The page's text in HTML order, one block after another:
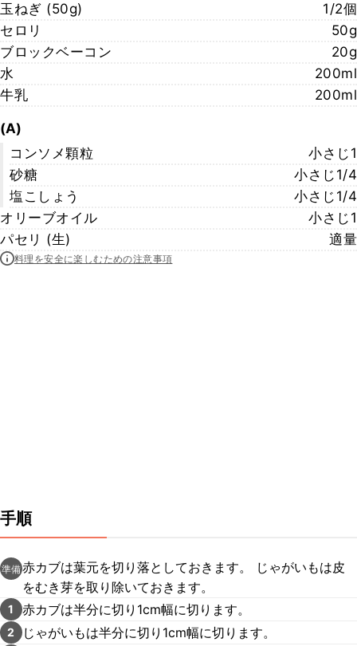
玉ねぎ (50g)
1/2個
セロリ
50g
ブロックベーコン
20g
水
200ml
牛乳
200ml
(A)
コンソメ顆粒
小さじ1
砂糖
小さじ1/4
塩こしょう
小さじ1/4
オリーブオイル
小さじ1
パセリ (生)
適量
料理を安全に楽しむための注意事項
手順
準備赤カブは葉元を切り落としておきます。 じゃがいもは皮
をむき芽を取り除いておきます。
1 赤カブは半分に切り1cm幅に切ります。
2 じゃがいもは半分に切り1cm幅に切ります。